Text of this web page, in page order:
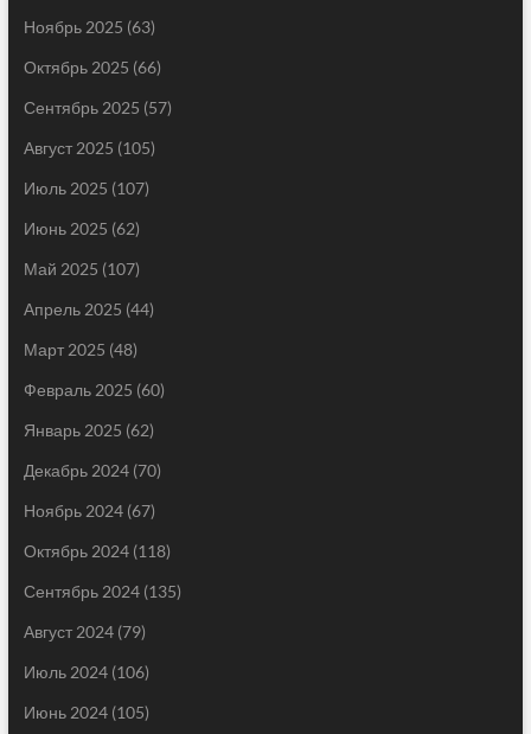
Ноябрь 2025 (63)
Октябрь 2025 (66)
Сентябрь 2025 (57)
Август 2025 (105)
Июль 2025 (107)
Июнь 2025 (62)
Май 2025 (107)
Апрель 2025 (44)
Март 2025 (48)
Февраль 2025 (60)
Январь 2025 (62)
Декабрь 2024(70)
Ноябрь 2024(67)
Октябрь 2024(118)
Сентябрь 2024(135)
Август 2024(79)
Июль 2024(106)
Июнь 2024(105)